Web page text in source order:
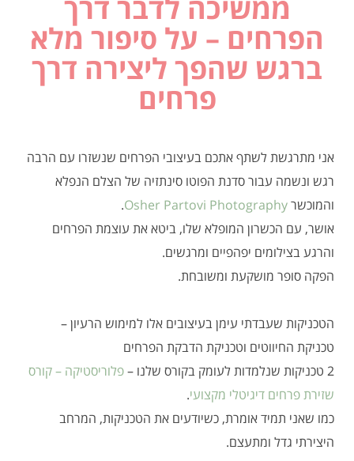
ממשיכה לדבר דרך
הפרחים – על סיפור מלא
ברגש שהפך ליצירה דרך
פרחים
אני מתרגשת לשתף אתכם בעיצובי הפרחים שנשזרו עם הרבה
רגש ונשמה עבור סדנת הפוטו סינתזיה של הצלם הנפלא
והמוכשרOsher Partovi Photography
.
אושר, עם הכשרון המופלא שלו, ביטא את עוצמת הפרחים
והרגע בצילומים יפהפיים ומרגשים.
הפקה סופר מושקעת ומשובחת.
הטכניקות שעבדתי עימן בעיצובים אלו למימוש הרעיון –
טכניקת החיווטים וטכניקת הדבקת הפרחים
2 טכניקות שנלמדות לעומק בקורס שלנו –
פלוריסטיקה – קורס
שזירת פרחים דיגיטלי מקצועי.
כמו שאני תמיד אומרת, כשיודעים את הטכניקות, המרחב
היצירתי גדל ומתעצם.